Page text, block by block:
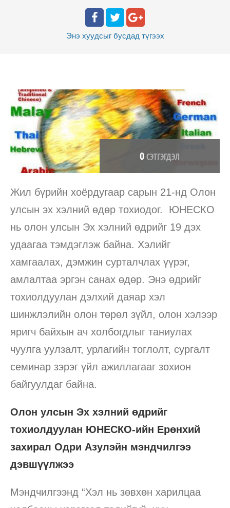
Энэ хуудсыг бусдад түгээх
0СЭТГЭГДЭЛ
Жил бүрийн хоёрдугаар сарын 21-нд Олон
улсын эх хэлний өдөр тохиодог. ЮНЕСКО
нь олон улсын Эх хэлний өдрийг 19 дэх
удаагаа тэмдэглэж байна. Хэлийг
хамгаалах, дэмжин сурталчлах үүрэг,
амлалтаа эргэн санах өдөр. Энэ өдрийг
тохиолдуулан дэлхий даяар хэл
шинжлэлийн олон төрөл зүйл, олон хэлээр
яригч байхын ач холбогдлыг таниулах
чуулга уулзалт, урлагийн тоглолт, сургалт
семинар зэрэг үйл ажиллагааг зохион
байгуулдаг байна.
Олон улсын Эх хэлний өдрийг
тохиолдуулан ЮНЕСКО-ийн Ерөнхий
захирал Одри Азулэйн мэндчилгээ
дэвшүүлжээ
Мэндчилгээнд “Хэл нь зөвхөн харилцаа